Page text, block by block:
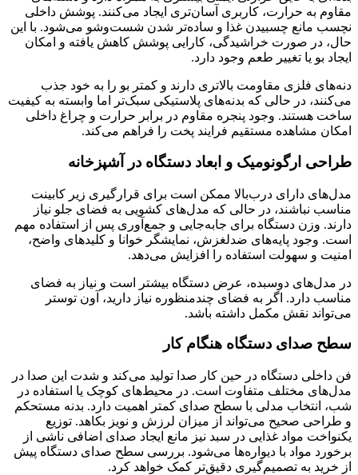
مقاوم به حرارت، کاربری آسان‌تری ایجاد می‌کنند. پوشش داخلی
نچسب مانع چسبیدن غذا و ساده‌تر شدن شست‌وشو می‌شود. با این
حال، در صورت خراشیدگی، کارایی پوشش کاهش یافته و امکان
ایجاد بو یا تغییر طعم وجود دارد.
دنه‌های فلزی مقاومت بالاتری دارند و کمتر بو را به خود جذب
می‌کنند، در حالی که بدنه‌های پلاستیکی سبک‌تر اما وابسته به کیفیت
ساخت هستند. وجود پنجره مقاوم در برابر حرارت و چراغ داخلی
امکان مشاهده مستقیم فرایند پخت را فراهم می‌کند.
طراحی ارگونومیک و ابعاد دستگاه در آشپزخانه
مدل‌های دارای درب‌بالا ممکن است برای قرارگیری زیر کابینت
مناسب نباشند، در حالی که مدل‌های کشویی به فضای جلو نیاز
دارند. وزن دستگاه برای جابه‌جایی و جمع‌آوری پس از استفاده مهم
است. وجود پایه‌های ضدلغزش، نمایشگر خوانا و کلیدهای واضح،
امنیت و سهولت استفاده را افزایش می‌دهد.
در مدل‌های دو‌سبده، عرض دستگاه بیشتر است و نیاز به فضای
مناسب دارد. اگر به فضای چندمنظوره نیاز دارید، آون توستر
می‌تواند نقش مکمل داشته باشد.
سطح صدای دستگاه هنگام کار
فن داخلی دستگاه در حین کار صدا تولید می‌کند و شدت این صدا در
مدل‌های مختلف متفاوت است. در محیط‌های کوچک یا استفاده در
شب، انتخاب مدلی با سطح صدای کمتر اهمیت دارد. بدنه مستحکم
و طراحی صحیح می‌تواند از میزان لرزش و نویز بکاهد. توزیع
یکنواخت مواد غذایی در سبد نیز مانع ایجاد صدای اضافی ناشی از
برخورد مواد با دیواره‌ها می‌شود. بررسی سطح صدای دستگاه پیش
از خرید به تصمیم‌گیری دقیق‌تر کمک خواهد کرد.